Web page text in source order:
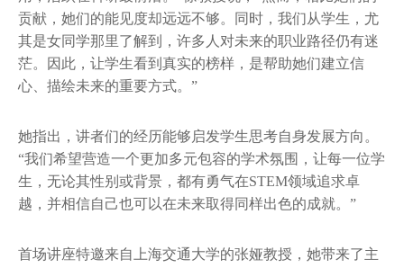
贡献，她们的能见度却远远不够。同时，我们从学生，尤
其是女同学那里了解到，许多人对未来的职业路径仍有迷
茫。因此，让学生看到真实的榜样，是帮助她们建立信
心、描绘未来的重要方式。”
她指出，讲者们的经历能够启发学生思考自身发展方向。
“我们希望营造一个更加多元包容的学术氛围，让每一位学
生，无论其性别或背景，都有勇气在STEM领域追求卓
越，并相信自己也可以在未来取得同样出色的成就。”
首场讲座特邀来自上海交通大学的张娅教授，她带来了主